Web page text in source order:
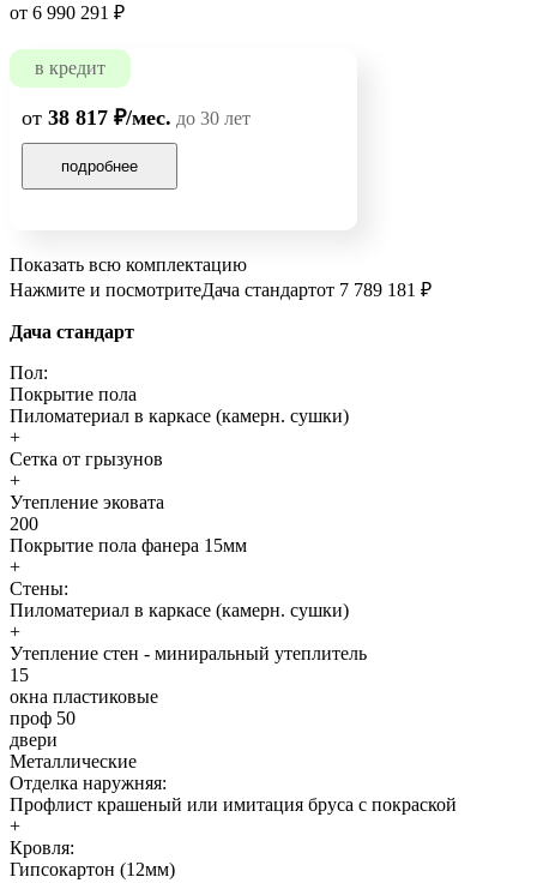
от 6 990 291 ₽
в кредит
от 38 817 ₽/мес. до 30 лет
подробнее
Показать всю комплектацию
Нажмите и посмотритеДача стандартот 7 789 181 ₽
Дача стандарт
Пол:
Покрытие пола
Пиломатериал в каркасе (камерн. сушки)
+
Сетка от грызунов
+
Утепление эковата
200
Покрытие пола фанера 15мм
+
Стены:
Пиломатериал в каркасе (камерн. сушки)
+
Утепление стен - миниральный утеплитель
15
окна пластиковые
проф 50
двери
Металлические
Отделка наружняя:
Профлист крашеный или имитация бруса с покраской
+
Кровля:
Гипсокартон (12мм)